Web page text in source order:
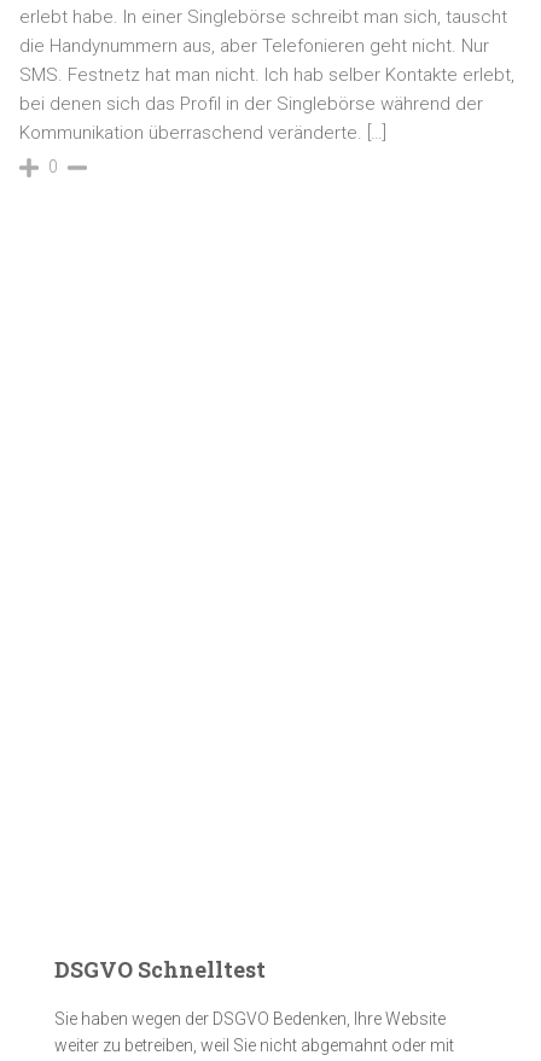
erlebt habe. In einer Singlebörse schreibt man sich, tauscht
die Handynummern aus, aber Telefonieren geht nicht. Nur
SMS. Festnetz hat man nicht. Ich hab selber Kontakte erlebt,
bei denen sich das Profil in der Singlebörse während der
Kommunikation überraschend veränderte. […]
0
DSGVO Schnelltest
Sie haben wegen der DSGVO Bedenken, Ihre Website
weiter zu betreiben, weil Sie nicht abgemahnt oder mit